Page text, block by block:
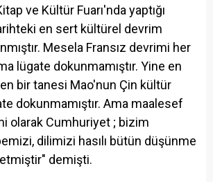
ve Kültür Fuarı'nda yaptığı
en sert kültürel devrim
Mesela Fransız devrimi her
lügate dokunmamıştır. Yine en
bir tanesi Mao'nun Çin kültür
dokunmamıştır. Ama maalesef
olarak Cumhuriyet ; bizim
dilimizi hasılı bütün düşünme
demişti.